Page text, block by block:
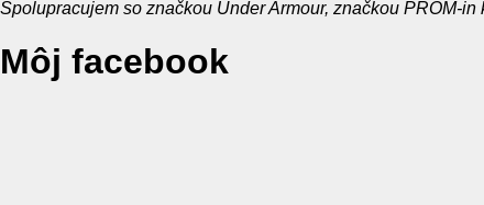
Spolupracujem so značkou Under Armour, značkou PROM-
Môj facebook